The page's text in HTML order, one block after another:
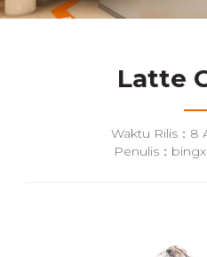
Latte
Waktu Rilis：8
Penulis：